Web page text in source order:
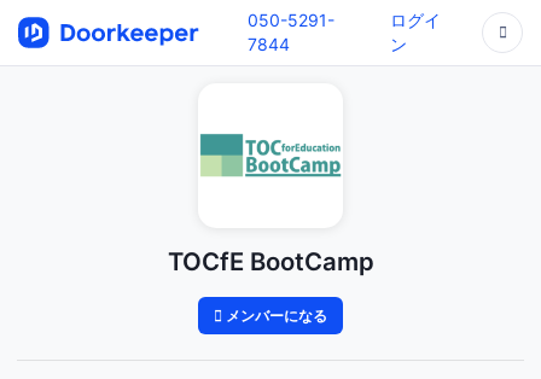
050-5291-
7844
ログイ
ン
TOCfE BootCamp
メンバーになる